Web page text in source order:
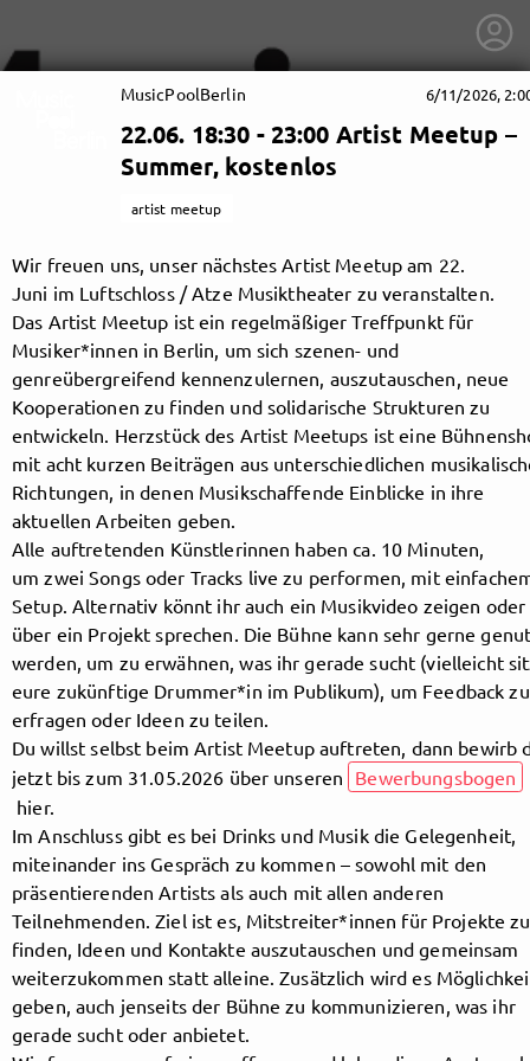
getnext to MusicPoolBerlin
Follow MusicPoolBerlin here!
About Posts
MusicPoolBerlin 6/11/2026,
22.06. 18:30 - 23:00 Artist Meetup –
Summer, kostenlos
artist meetup
Wir freuen uns, unser nächstes Artist Meetup am 22.
Juni im Luftschloss / Atze Musiktheater zu veranstalten.
Das Artist Meetup ist ein regelmäßiger Treffpunkt für
Musiker*innen in Berlin, um sich szenen- und
genreübergreifend kennenzulernen, auszutauschen, neue
Kooperationen zu finden und solidarische Strukturen zu
entwickeln. Herzstück des Artist Meetups ist eine
mit acht kurzen Beiträgen aus unterschiedlichen
Richtungen, in denen Musikschaffende Einblicke in ihre
aktuellen Arbeiten geben.
Alle auftretenden Künstlerinnen haben ca. 10 Minuten,
um zwei Songs oder Tracks live zu performen, mit
Setup. Alternativ könnt ihr auch ein Musikvideo zeigen oder
über ein Projekt sprechen. Die Bühne kann sehr gerne
werden, um zu erwähnen, was ihr gerade sucht (vielleicht
eure zukünftige Drummer*in im Publikum), um Feedback zu
erfragen oder Ideen zu teilen.
Du willst selbst beim Artist Meetup auftreten, dann bewirb
jetzt bis zum 31.05.2026 über unseren Bewerbungsbogen
hier.
Im Anschluss gibt es bei Drinks und Musik die Gelegenheit,
miteinander ins Gespräch zu kommen – sowohl mit den
präsentierenden Artists als auch mit allen anderen
Teilnehmenden. Ziel ist es, Mitstreiter*innen für Projekte zu
finden, Ideen und Kontakte auszutauschen und gemeinsam
weiterzukommen statt alleine. Zusätzlich wird es
geben, auch jenseits der Bühne zu kommunizieren, was ihr
gerade sucht oder anbietet.
Follow
MusicPoolBerlin, and
immediately
get access to all exclusive posts.